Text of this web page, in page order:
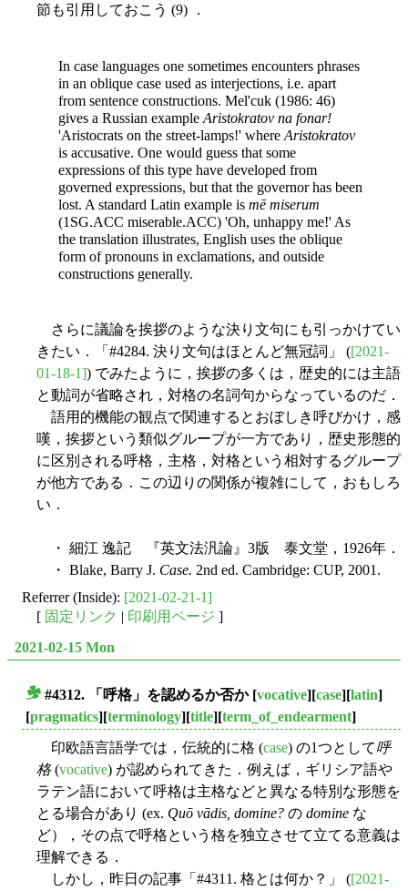
節も引用しておこう (9) ．
In case languages one sometimes encounters phrases
in an oblique case used as interjections, i.e. apart
from sentence constructions. Mel'cuk (1986: 46)
gives a Russian example Aristokratov na fonar!
'Aristocrats on the street-lamps!' where Aristokratov
is accusative. One would guess that some
expressions of this type have developed from
governed expressions, but that the governor has been
lost. A standard Latin example is mē miserum
(1SG.ACC miserable.ACC) 'Oh, unhappy me!' As
the translation illustrates, English uses the oblique
form of pronouns in exclamations, and outside
constructions generally.
さらに議論を挨拶のような決り文句にも引っかけてい
きたい．「#4284. 決り文句はほとんど無冠詞」 ([2021-
01-18-1]) でみたように，挨拶の多くは，歴史的には主語
と動詞が省略され，対格の名詞句からなっているのだ．
語用的機能の観点で関連するとおぼしき呼びかけ，感
嘆，挨拶という類似グループが一方であり，歴史形態的
に区別される呼格，主格，対格という相対するグループ
が他方である．この辺りの関係が複雑にして，おもしろ
い．
・ 細江 逸記 『英文法汎論』3版 泰文堂，1926年．
・ Blake, Barry J. Case. 2nd ed. Cambridge: CUP, 2001.
Referrer (Inside): [2021-02-21-1]
[ 固定リンク | 印刷用ページ ]
2021-02-15 Mon
#4312. 「呼格」を認めるか否か[vocative][case][latin]
[pragmatics][terminology][title][term_of_endearment]
印欧語言語学では，伝統的に格 (case) の1つとして呼
格(vocative) が認められてきた．例えば，ギリシア語や
ラテン語において呼格は主格などと異なる特別な形態を
とる場合があり (ex. Quō vādis, domine? の domine な
ど），その点で呼格という格を独立させて立てる意義は
理解できる．
しかし，昨日の記事「#4311. 格とは何か？」 ([2021-